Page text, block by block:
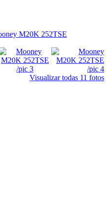
Visualizar todas 11 fotos